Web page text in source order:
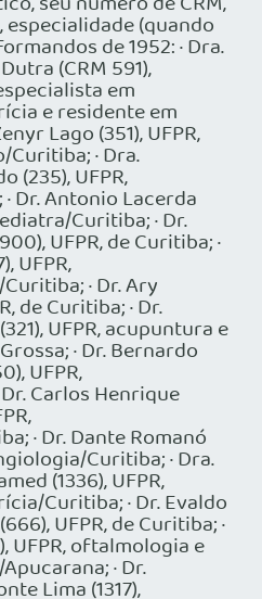
(quando
de 1952: · Dra.
(CRM 591),
em
e residente em
Lago (351), UFPR,
· Dra.
(235), UFPR,
Dr. Antonio Lacerda
Curitiba; · Dr.
UFPR, de Curitiba; ·
UFPR,
· Dr. Ary
de Curitiba; · Dr.
UFPR, acupuntura e
· Dr. Bernardo
UFPR,
Carlos Henrique
· Dr. Dante Romanó
Curitiba; · Dra.
(1336), UFPR,
Curitiba; · Dr. Evaldo
UFPR, de Curitiba; ·
UFPR, oftalmologia e
· Dr.
Lima (1317),